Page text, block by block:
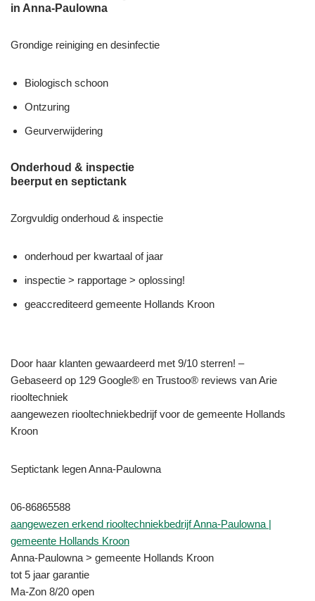
in Anna-Paulowna
Grondige reiniging en desinfectie
Biologisch schoon
Ontzuring
Geurverwijdering
Onderhoud & inspectie
beerput en septictank
Zorgvuldig onderhoud & inspectie
onderhoud per kwartaal of jaar
inspectie > rapportage > oplossing!
geaccrediteerd gemeente Hollands Kroon
Door haar klanten gewaardeerd met 9/10 sterren! –
Gebaseerd op 129 Google® en Trustoo® reviews van Arie
riooltechniek
aangewezen riooltechniekbedrijf voor de gemeente Hollands
Kroon
Septictank legen Anna-Paulowna
06-86865588
aangewezen erkend riooltechniekbedrijf Anna-Paulowna |
gemeente Hollands Kroon
Anna-Paulowna > gemeente Hollands Kroon
tot 5 jaar garantie
Ma-Zon 8/20 open